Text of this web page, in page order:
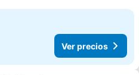
Ver precios